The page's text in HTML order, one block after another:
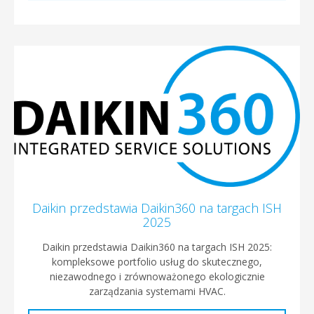
Daikin przedstawia Daikin360 na targach ISH
2025
Daikin przedstawia Daikin360 na targach ISH 2025:
kompleksowe portfolio usług do skutecznego,
niezawodnego i zrównoważonego ekologicznie
zarządzania systemami HVAC.